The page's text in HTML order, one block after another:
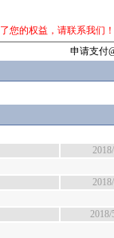
您的权益，请联系我们 ！
申请支付
2018/